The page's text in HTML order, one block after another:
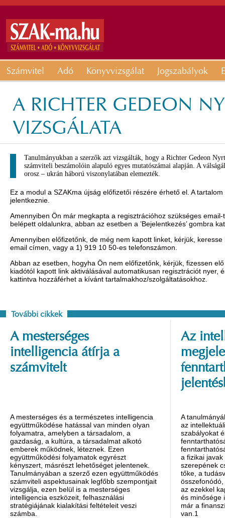
Számvitel Adó Könyvvizsgálat Jogszabályok
A RICHTER GEDEON
VIZSGÁLATA
Tanulmányukban a szerzők azt vizsgálták, hogy a Richter Gedeon
számviteli beszámolóin alapuló egyes mutatószámai alapján. A
orosz – ukrán háború viszonylatában elemezték.
Ez a modul a SZAKma újság előfizetői részére érhető el. A
jelentkeznie.
Amennyiben Ön már megkapta a regisztrációhoz szükséges
belépett oldalunkra, abban az esetben a ’Bejelentkezés’ gombra
Amennyiben előfizetőnk, de még nem kapott linket, kérjük,
email címen, vagy a 1) 919 10 50-es telefonszámon.
Abban az esetben, hogyha Ön nem előfizetőnk, kérjük, fizessen
kiadótól kapott link aktiválásával automatikusan regisztrációt nyer,
kattintva hozzáférhet a kívánt tartalmakhoz/szolgáltatásokhoz.
További cikkek
A mesterséges
intelligencia átírja a
számvitelt
A mesterséges és a természetes intelligencia
együttműködése hatással van minden olyan
folyamatra, amelyben a társadalom, a
gazdaság, a kultúra, a társadalmat alkotó
emberek működnek, léteznek. Ezen
együttműködési folyamatok egyrészt
kényszert, másrészt lehetőséget jelentenek.
Tanulmányában a szerző ezen együttműködés
számviteli aspektusainak legfőbb szempontjait
vizsgálja, ezen belül is a mesterséges
intelligencia eszközeit, felhasználási
stratégiájának kialakítási feltételeit veszi
számba.
Az
A
az
szabályokat
a fizikai
szerepének
tőke, a
az ezekkel
és minősége
már a
van.1